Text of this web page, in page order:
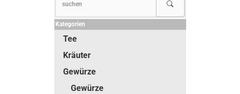
Kategorien
Tee
Kräuter
Gewürze
Gewürze